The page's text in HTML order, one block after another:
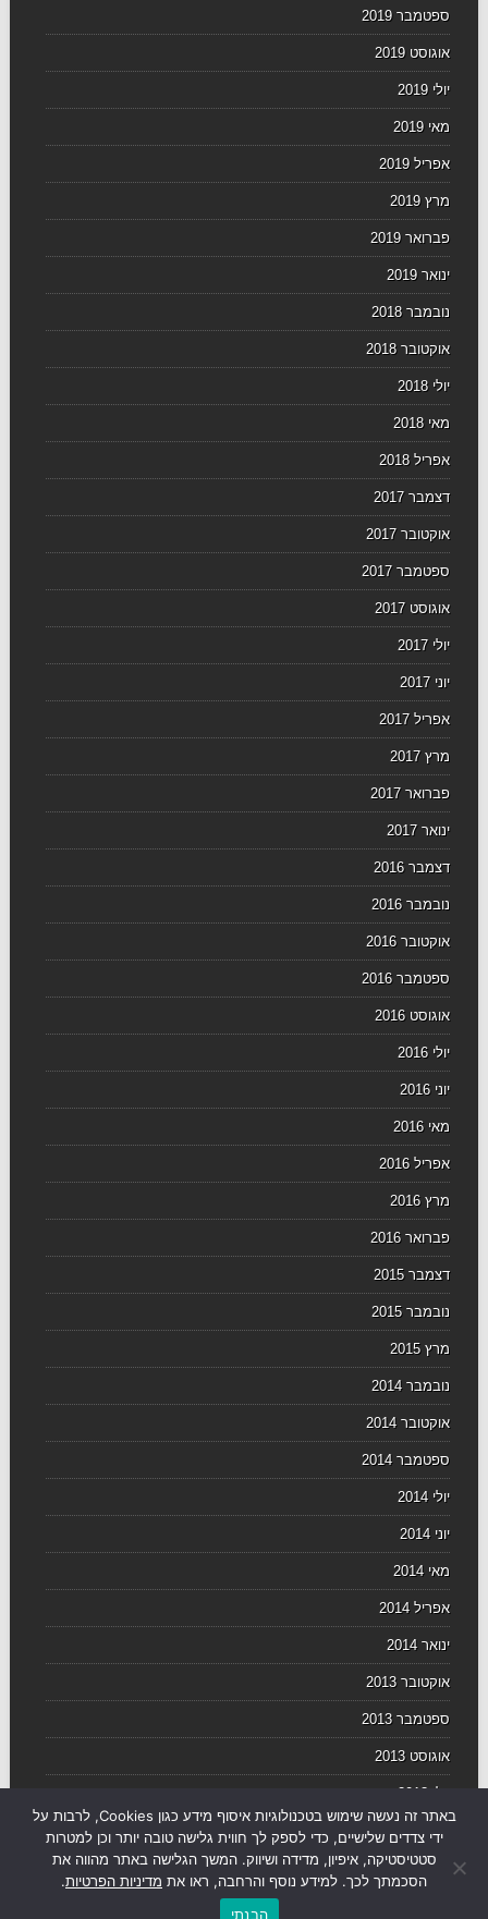
ספטמבר 2019
אוגוסט 2019
יולי 2019
מאי 2019
אפריל 2019
מרץ 2019
פברואר 2019
ינואר 2019
נובמבר 2018
אוקטובר 2018
יולי 2018
מאי 2018
אפריל 2018
דצמבר 2017
אוקטובר 2017
ספטמבר 2017
אוגוסט 2017
יולי 2017
יוני 2017
אפריל 2017
מרץ 2017
פברואר 2017
ינואר 2017
דצמבר 2016
נובמבר 2016
אוקטובר 2016
ספטמבר 2016
אוגוסט 2016
יולי 2016
יוני 2016
מאי 2016
אפריל 2016
מרץ 2016
פברואר 2016
דצמבר 2015
נובמבר 2015
מרץ 2015
נובמבר 2014
אוקטובר 2014
ספטמבר 2014
יולי 2014
יוני 2014
מאי 2014
אפריל 2014
ינואר 2014
אוקטובר 2013
ספטמבר 2013
אוגוסט 2013
יולי 2013
באתר זה נעשה שימוש בטכנולוגיות איסוף מידע כגון Cookies, לרבות על
ידי צדדים שלישיים, כדי לספק לך חווית גלישה טובה יותר וכן למטרות
סטטיסטיקה, איפיון, מדידה ושיווק. המשך הגלישה באתר מהווה את
הסכמתך לכך. למידע נוסף והרחבה, ראו את מדיניות הפרטיות.
הבנתי